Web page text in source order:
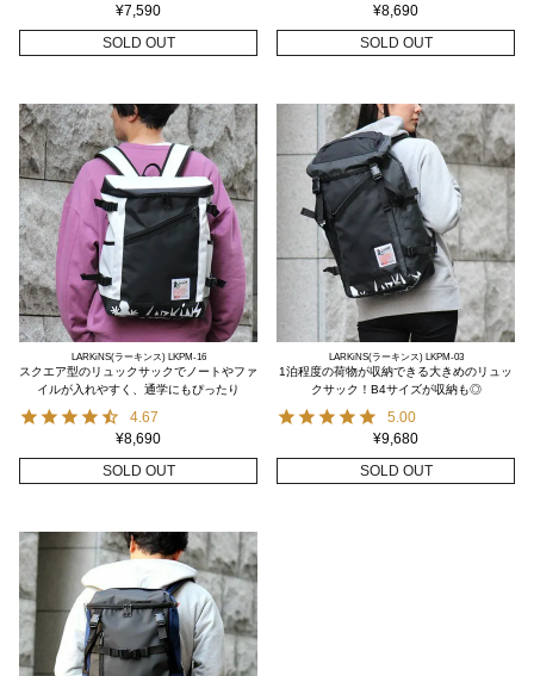
¥7,590
SOLD OUT
¥8,690
SOLD OUT
LARKiNS(ラーキンス) LKPM-16
スクエア型のリュックサックでノートやファ
イルが入れやすく、通学にもぴったり
4.67
¥8,690
SOLD OUT
LARKiNS(ラーキンス) LKPM-03
1泊程度の荷物が収納できる大きめのリュッ
クサック！B4サイズが収納も◎
5.00
¥9,680
SOLD OUT